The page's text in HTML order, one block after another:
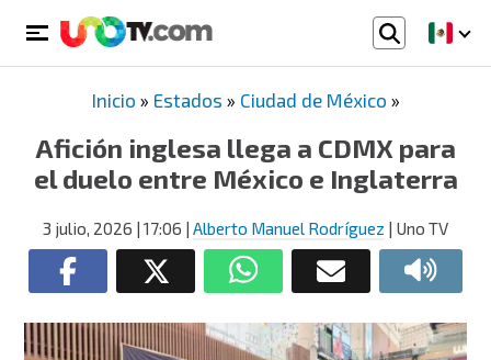
Inicio » Estados » Ciudad de México »
Afición inglesa llega a CDMX para
el duelo entre México e Inglaterra
3 julio, 2026 | 17:06 | Alberto Manuel Rodríguez | Uno TV